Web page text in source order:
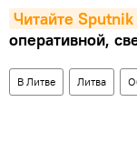
Читайте
оперативной,
В Литве Литва